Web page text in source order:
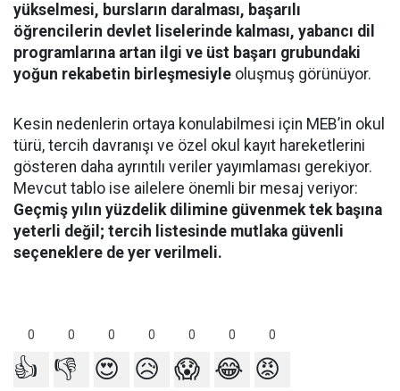
yükselmesi, bursların daralması, başarılı
öğrencilerin devlet liselerinde kalması, yabancı dil
programlarına artan ilgi ve üst başarı grubundaki
yoğun rekabetin birleşmesiyle oluşmuş görünüyor.
Kesin nedenlerin ortaya konulabilmesi için MEB’in okul
türü, tercih davranışı ve özel okul kayıt hareketlerini
gösteren daha ayrıntılı veriler yayımlaması gerekiyor.
Mevcut tablo ise ailelere önemli bir mesaj veriyor:
Geçmiş yılın yüzdelik dilimine güvenmek tek başına
yeterli değil; tercih listesinde mutlaka güvenli
seçeneklere de yer verilmeli.
0 0 0 0 0 0 0
👍 👎 😍 😥 😱 😂 😡